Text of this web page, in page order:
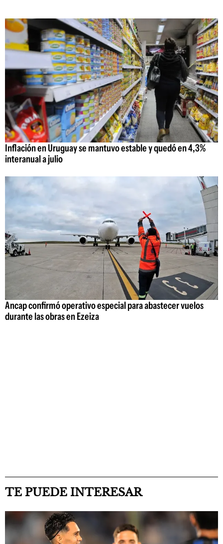
Inflación en Uruguay se mantuvo estable y quedó en 4,3%
interanual a julio
Ancap confirmó operativo especial para abastecer vuelos
durante las obras en Ezeiza
TE PUEDE INTERESAR